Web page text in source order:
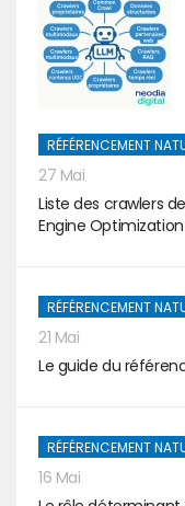
RÉFÉRENCEMENT
27 Mai
Liste des crawlers
Engine
RÉFÉRENCEMENT
21 Mai
Le guide du
RÉFÉRENCEMENT
16 Mai